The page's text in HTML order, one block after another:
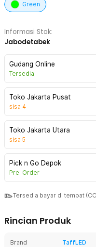
Green
Informasi Stok:
Jabodetabek
Gudang Online
Tersedia
Toko Jakarta Pusat
sisa 4
Toko Jakarta Utara
sisa 5
Pick n Go Depok
Pre-Order
Tersedia bayar di tempat
Rincian Produk
Brand
TaffLED